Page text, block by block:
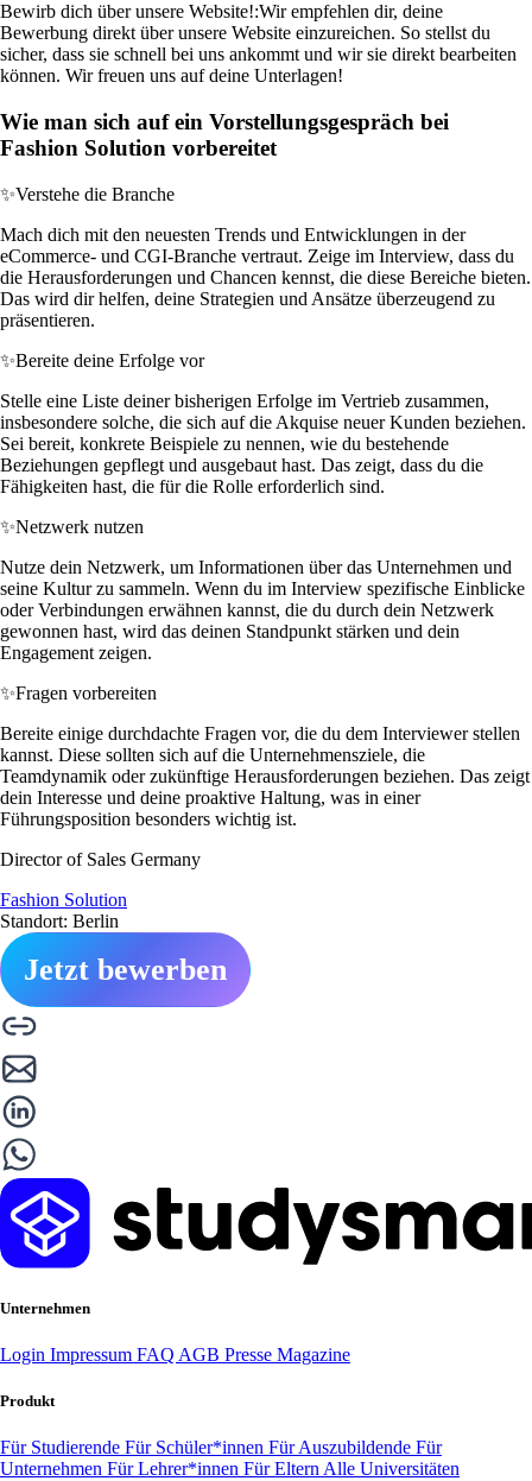
Bewirb dich über unsere Website!:Wir empfehlen dir, deine
Bewerbung direkt über unsere Website einzureichen. So stellst du
sicher, dass sie schnell bei uns ankommt und wir sie direkt bearbeiten
können. Wir freuen uns auf deine Unterlagen!
Wie man sich auf ein Vorstellungsgespräch bei
Fashion Solution vorbereitet
✨Verstehe die Branche
Mach dich mit den neuesten Trends und Entwicklungen in der
eCommerce- und CGI-Branche vertraut. Zeige im Interview, dass du
die Herausforderungen und Chancen kennst, die diese Bereiche bieten.
Das wird dir helfen, deine Strategien und Ansätze überzeugend zu
präsentieren.
✨Bereite deine Erfolge vor
Stelle eine Liste deiner bisherigen Erfolge im Vertrieb zusammen,
insbesondere solche, die sich auf die Akquise neuer Kunden beziehen.
Sei bereit, konkrete Beispiele zu nennen, wie du bestehende
Beziehungen gepflegt und ausgebaut hast. Das zeigt, dass du die
Fähigkeiten hast, die für die Rolle erforderlich sind.
✨Netzwerk nutzen
Nutze dein Netzwerk, um Informationen über das Unternehmen und
seine Kultur zu sammeln. Wenn du im Interview spezifische Einblicke
oder Verbindungen erwähnen kannst, die du durch dein Netzwerk
gewonnen hast, wird das deinen Standpunkt stärken und dein
Engagement zeigen.
✨Fragen vorbereiten
Bereite einige durchdachte Fragen vor, die du dem Interviewer stellen
kannst. Diese sollten sich auf die Unternehmensziele, die
Teamdynamik oder zukünftige Herausforderungen beziehen. Das zeigt
dein Interesse und deine proaktive Haltung, was in einer
Führungsposition besonders wichtig ist.
Director of Sales Germany
Fashion Solution
Standort: Berlin
Jetzt bewerben
Unternehmen
Login Impressum FAQ AGB Presse Magazine
Produkt
Für Studierende Für Schüler*innen Für Auszubildende Für
Unternehmen Für Lehrer*innen Für Eltern Alle Universitäten